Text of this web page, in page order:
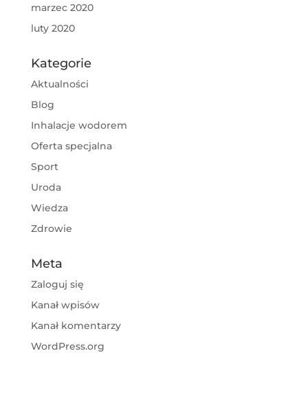
marzec 2020
luty 2020
Kategorie
Aktualności
Blog
Inhalacje wodorem
Oferta specjalna
Sport
Uroda
Wiedza
Zdrowie
Meta
Zaloguj się
Kanał wpisów
Kanał komentarzy
WordPress.org